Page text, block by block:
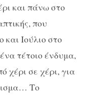
και πάνω στο
που
και Ιούλιο στο
τέτοιο ένδυμα,
χέρι σε χέρι, για
Το